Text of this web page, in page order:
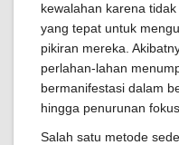
kewalahan karena
yang tepat untuk
pikiran mereka.
perlahan-lahan
bermanifestasi dalam
hingga penurunan
Salah satu metode